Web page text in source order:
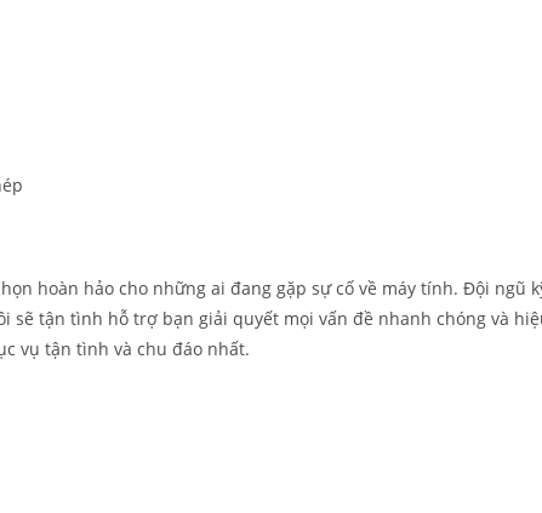
hoàn hảo cho những ai đang gặp sự cố về máy tính. Đội ngũ
sẽ tận tình hỗ trợ bạn giải quyết mọi vấn đề nhanh chóng và
vụ tận tình và chu đáo nhất.